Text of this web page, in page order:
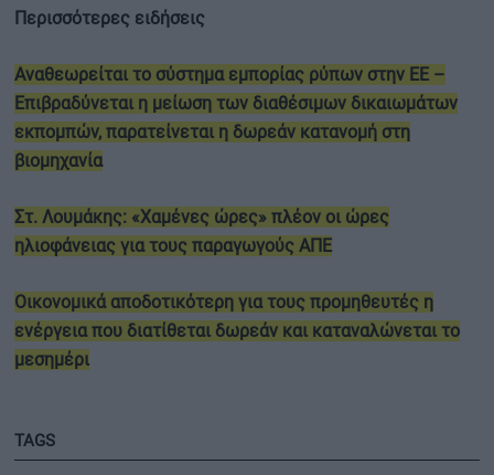
Περισσότερες ειδήσεις
Αναθεωρείται το σύστημα εμπορίας ρύπων στην ΕΕ –
Επιβραδύνεται η μείωση των διαθέσιμων δικαιωμάτων
εκπομπών, παρατείνεται η δωρεάν κατανομή στη
βιομηχανία
Στ. Λουμάκης: «Χαμένες ώρες» πλέον οι ώρες
ηλιοφάνειας για τους παραγωγούς ΑΠΕ
Οικονομικά αποδοτικότερη για τους προμηθευτές η
ενέργεια που διατίθεται δωρεάν και καταναλώνεται το
μεσημέρι
TAGS